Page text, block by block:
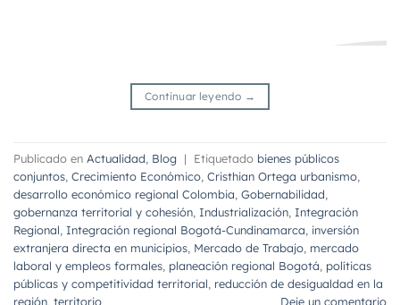
Continuar leyendo →
Publicado en Actualidad Blog | Etiquetado bienes públicos
conjuntos Crecimiento Económico Cristhian Ortega urbanismo
desarrollo económico regional Colombia Gobernabilidad
gobernanza territorial y cohesión Industrialización Integración
Regional Integración regional Bogotá-Cundinamarca inversión
extranjera directa en municipios Mercado de Trabajo mercado
laboral y empleos formales planeación regional Bogotá políticas
públicas y competitividad territorial reducción de desigualdad en la
región territorio Deje un comentario